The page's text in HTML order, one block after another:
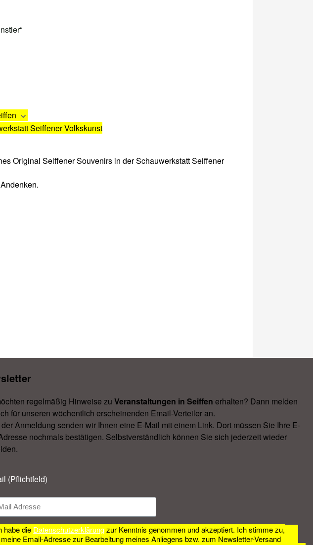
Seiffener Volkskunst
Original Seiffener Souvenirs in der Schauwerkstatt Seiffener
regelmäßig Hinweise zu Veranstal­tungen in Seiffen erhalten? Dann melden
für unseren wöchentlich erscheinenden Email-Verteiler an.
Anmeldung senden wir Ihnen eine E-Mail mit einem Link. Dort müssen Sie Ihre E-
nochmals bestätigen. Selbstverständlich können Sie sich jederzeit wieder
(Pflichtfeld)
habe die Datenschutzerklärungzur Kenntnis genommen und akzeptiert. Ich stimme zu,
Email-Adresse zur Bearbeitung meines Anliegens bzw. zum Newsletter-Versand